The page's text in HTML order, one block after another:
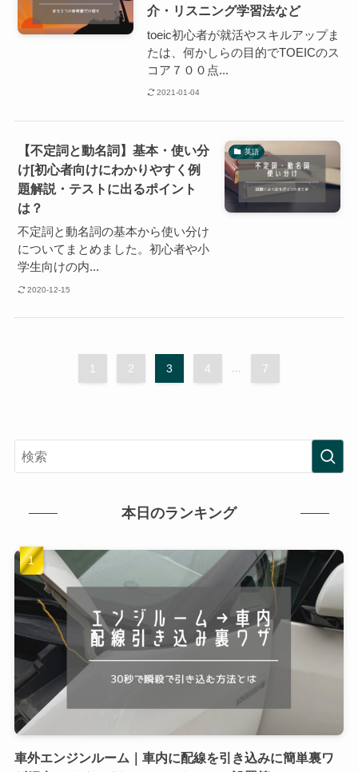
介・リスニング学習法など
toeic初心者が就活やスキルアップま
たは、何かしらの目的でTOEICのス
コア７００点...
2021-01-04
英語
【不定詞と動名詞】基本・使い分
け[初心者向けにわかりやすく例
題解説・テストに出るポイント
は？
不定詞と動名詞の基本から使い分け
についてまとめました。初心者や小
学生向けの内...
2020-12-15
1 2 3 4 ... 7
本日のランキング
車外エンジンルーム｜車内に配線を引き込みに簡単裏ワ